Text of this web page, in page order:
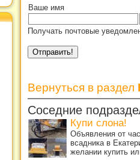
Ваше имя
Получать почтовые
Вернуться в раздел
Соседние
Купи слона!
Объявления от
всадника в
желании купить